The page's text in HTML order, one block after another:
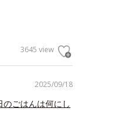
3645 view
2025/09/18
ごはんは何にし